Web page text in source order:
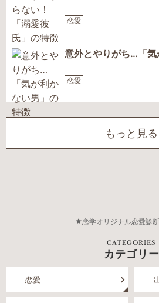
恋愛
意外とやりがち…「
恋愛
もっと見る
恋学オリジナル恋愛診
CATEGORIES
カテゴリー
恋愛